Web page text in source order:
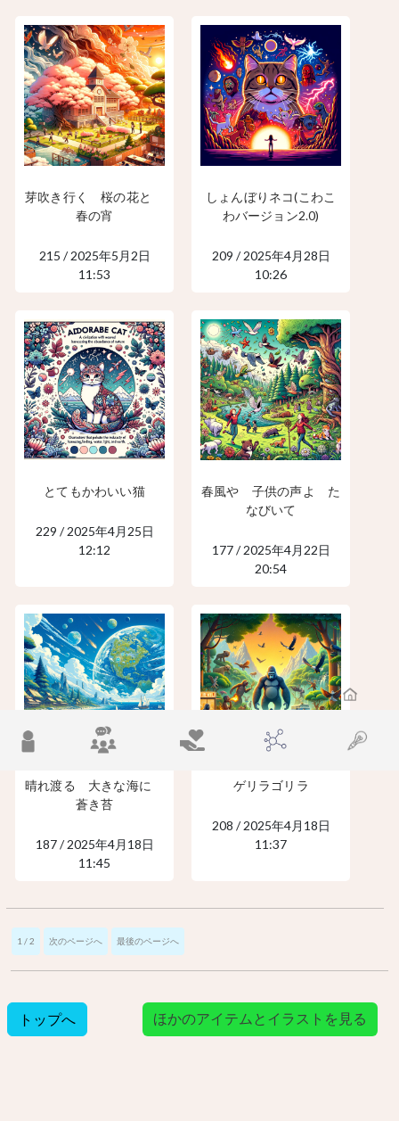
芽吹き行く 桜の花と
春の宵
215 / 2025年5月2日
11:53
しょんぼりネコ(こわこ
わバージョン2.0)
209 / 2025年4月28日
10:26
とてもかわいい猫
229 / 2025年4月25日
12:12
春風や 子供の声よ た
なびいて
177 / 2025年4月22日
20:54
晴れ渡る 大きな海に
蒼き苔
187 / 2025年4月18日
11:45
ゲリラゴリラ
208 / 2025年4月18日
11:37
1 / 2 次のページへ 最後のページへ
トップへ ほかのアイテムとイラストを見る